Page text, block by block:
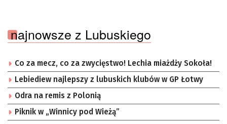
najnowsze z Lubuskiego
Co za mecz, co za zwycięstwo! Lechia miażdży Sokoła!
Lebiediew najlepszy z lubuskich klubów w GP Łotwy
Odra na remis z Polonią
Piknik w „Winnicy pod Wieżą”